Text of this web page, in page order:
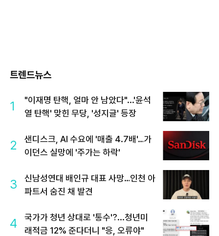
트렌드뉴스
1
"이재명 탄핵, 얼마 안 남았다"...'윤석
열 탄핵' 맞힌 무당, '성지글' 등장
2
샌디스크, AI 수요에 '매출 4.7배'…가
이던스 실망에 '주가는 하락'
3
신남성연대 배인규 대표 사망…인천 아
파트서 숨진 채 발견
4
국가가 청년 상대로 '통수'?...청년미
래적금 12% 준다더니 "응, 오류야"